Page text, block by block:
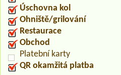
Úschovna kol
Ohniště/grilování
Restaurace
Obchod
Platební karty
QR okamžitá platba